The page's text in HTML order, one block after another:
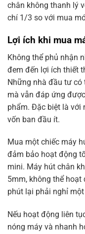
chân không thanh lý
chí 1/3 so với mua
Lợi ích khi mua
Không thể phủ nhận
đem đến lợi ích thiết
Những nhà đầu tư có
mà vẫn đáp ứng
phẩm. Đặc biệt là với
vốn ban đầu ít.
Mua một chiếc máy
đảm bảo hoạt động
mini. Máy hút chân
5mm, không thể
phút lại phải nghỉ
Nếu hoạt động liên
nóng máy và nhanh